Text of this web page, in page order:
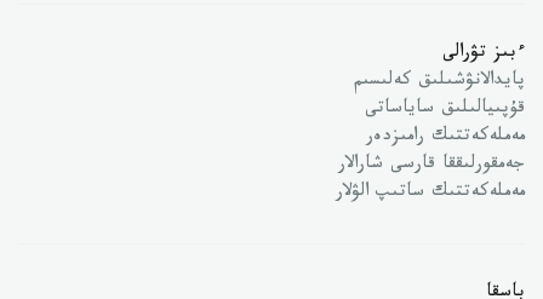
ءبىز تۋرالى
پايدالانۋشىلىق كەلىسىم
قۇپىيالىلىق ساياساتى
مەملەكەتتىك رامىزدەر
جەمقورلىققا قارسى شارالار
مەملەكەتتىك ساتىپ الۋلار